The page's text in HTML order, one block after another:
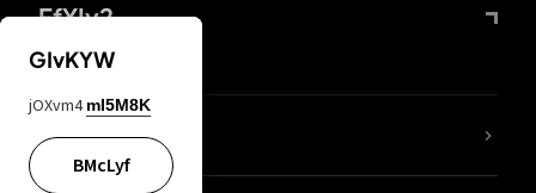
FfYIy2
ZbBJcb
GIvKYW
jOXvm4 mI5M8K
BMcLyf